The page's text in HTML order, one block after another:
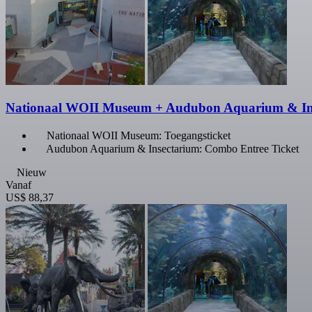
Nationaal WOII Museum + Audubon Aquarium &
Nationaal WOII Museum: Toegangsticket
Audubon Aquarium & Insectarium: Combo Entree Ticket
Nieuw
Vanaf
US$ 88,37